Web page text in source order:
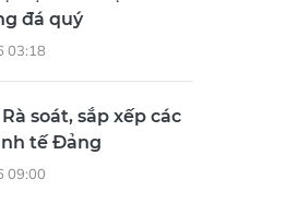
đá quý
03:18
soát, sắp xếp các
tế Đảng
09:00